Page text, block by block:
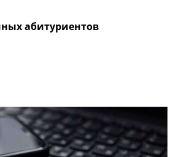
абитуриентов